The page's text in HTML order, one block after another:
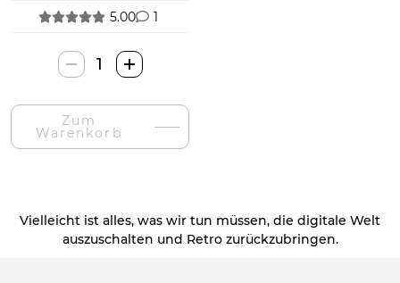
5.00 1
Cup
Art
Vintage
Porcelianiniai
Zum
Warenkorb
Vielleicht ist alles, was wir tun müssen, die digitale Welt
auszuschalten und Retro zurückzubringen.